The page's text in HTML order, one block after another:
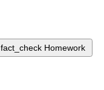
fact_check Homework